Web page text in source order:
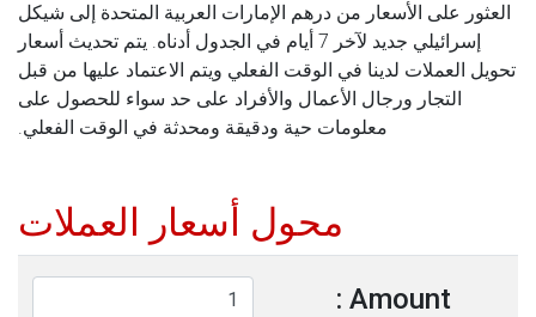
العثور على الأسعار من درهم الإمارات العربية المتحدة إلى شيكل
إسرائيلي جديد لآخر 7 أيام في الجدول أدناه. يتم تحديث أسعار
تحويل العملات لدينا في الوقت الفعلي ويتم الاعتماد عليها من قبل
التجار ورجال الأعمال والأفراد على حد سواء للحصول على
معلومات حية ودقيقة ومحدثة في الوقت الفعلي.
محول أسعار العملات
Amount :